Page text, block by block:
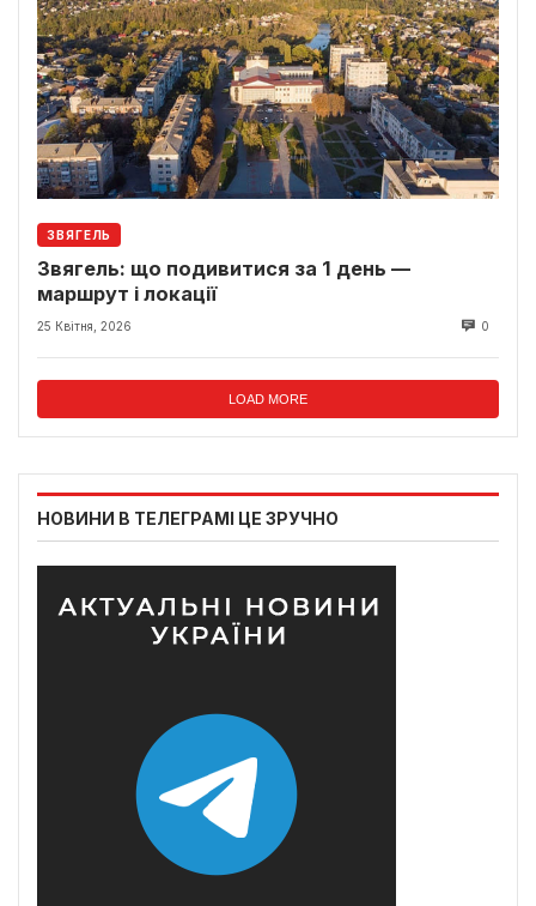
ЗВЯГЕЛЬ
Звягель: що подивитися за 1 день —
маршрут і локації
25 Квітня, 2026 0
LOAD MORE
НОВИНИ В ТЕЛЕГРАМІ ЦЕ ЗРУЧНО